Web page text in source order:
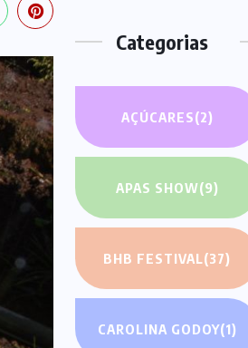
Categorias
AÇÚCARES(2)
APAS SHOW(9)
BHB FESTIVAL(37)
CAROLINA GODOY(1)